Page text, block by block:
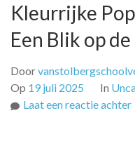
Kleurrijke
Een Blik op
Door
Op 19 juli 2025 In
Laat een reactie achter